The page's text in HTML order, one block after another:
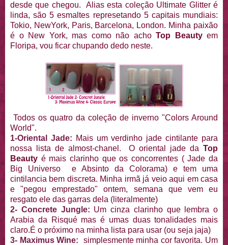
desde que chegou. Alias esta coleção Ultimate Glitter é
linda, são 5 esmaltes represetando 5 capitais mundiais:
Tokio, NewYork, Paris, Barcelona, London. Minha paixão
é o New York, mas como não acho Top Beautyem
Floripa, vou ficar chupando dedo neste.
Todos os quatro da coleção de inverno "Colors Around
World".
1-Oriental Jade: Mais um verdinho jade cintilante para
nossa lista de almost-chanel. O oriental jade da Top
Beauty é mais clarinho que os concorrentes ( Jade da
Big Universo e Absinto da Colorama) e tem uma
cintilancia bem discreta. Minha irmã já veio aqui em casa
e "pegou emprestado" ontem, semana que vem eu
resgato ele das garras dela (literalmente)
2- Concrete Jungle: Um cinza clarinho que lembra o
Arabia da Risqué mas é umas duas tonalidades mais
claro.É o próximo na minha lista para usar (ou seja jaja)
3- Maximus Wine: simplesmente minha cor favorita. Um